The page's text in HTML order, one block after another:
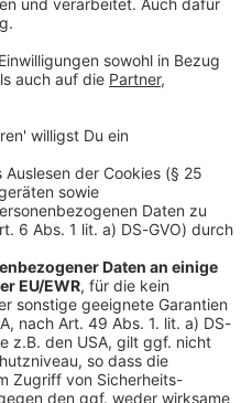
infocom, dpa:260703-930-329790/1